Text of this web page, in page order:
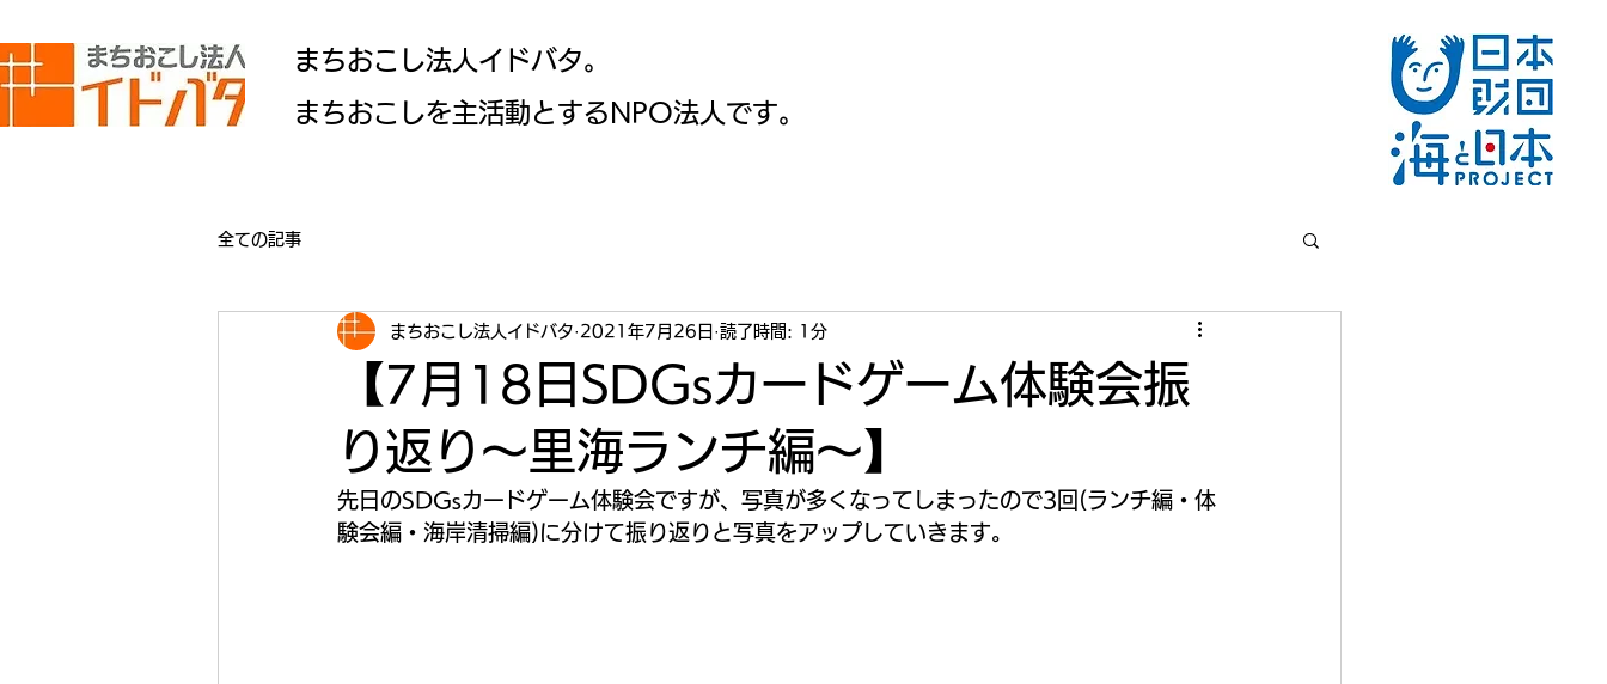
​まちおこし法人イドバタ。
​まちおこしを主活動とするNPO法人です。
全ての記事
【7月18日SDGsカードゲーム体験会振
り返り～里海ランチ編～】
まちおこし法人イドバタ 2021年7月26日 読了時間: 1分
先日のSDGsカードゲーム体験会ですが、写真が多くなってしまったので3回(ランチ編・体
験会編・海岸清掃編)に分けて振り返りと写真をアップしていきます。